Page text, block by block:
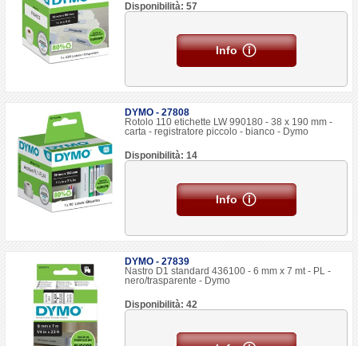
Disponibilità: 57
Info
DYMO - 27808
Rotolo 110 etichette LW 990180 - 38 x 190 mm -
carta - registratore piccolo - bianco - Dymo
Disponibilità: 14
Info
DYMO - 27839
Nastro D1 standard 436100 - 6 mm x 7 mt - PL -
nero/trasparente - Dymo
Disponibilità: 42